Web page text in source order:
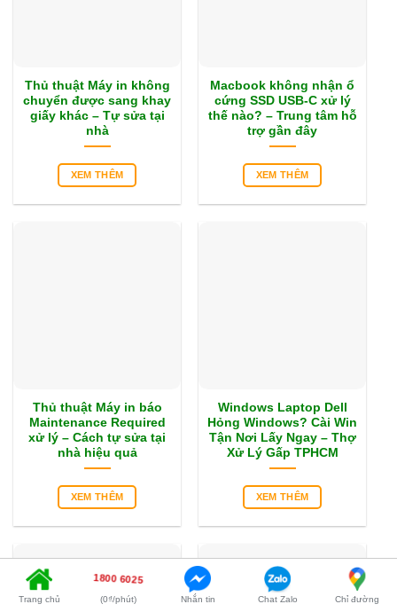
Thủ thuật Máy in không
chuyển được sang khay
giấy khác – Tự sửa tại
nhà
XEM THÊM
Macbook không nhận ổ
cứng SSD USB-C xử lý
thế nào? – Trung tâm hỗ
trợ gần đây
XEM THÊM
Thủ thuật Máy in báo
Maintenance Required
xử lý – Cách tự sửa tại
nhà hiệu quả
XEM THÊM
Windows Laptop Dell
Hỏng Windows? Cài Win
Tận Nơi Lấy Ngay – Thợ
Xử Lý Gấp TPHCM
XEM THÊM
Trang chủ
1800 6025
(0₫/phút) Nhắn tin Chat Zalo Chỉ đường